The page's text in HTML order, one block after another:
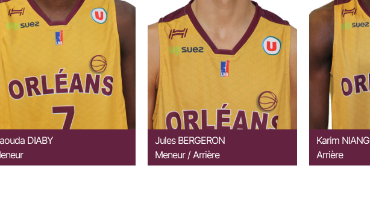
DIABY
Jules BERGERON
Meneur / Arrière
Karim NIANG
Arrière